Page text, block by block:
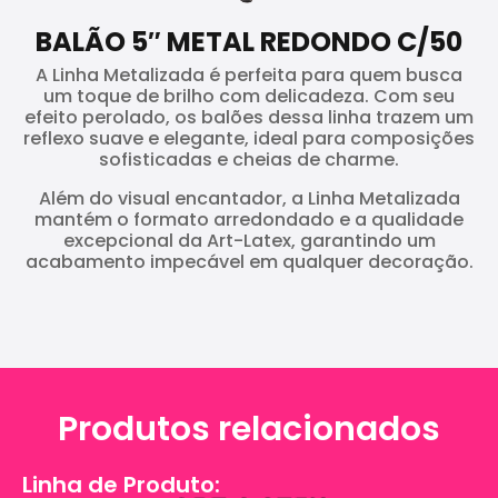
BALÃO 5″ METAL REDONDO C/50
A Linha Metalizada é perfeita para quem busca
um toque de brilho com delicadeza. Com seu
efeito perolado, os balões dessa linha trazem um
reflexo suave e elegante, ideal para composições
sofisticadas e cheias de charme.
Além do visual encantador, a Linha Metalizada
mantém o formato arredondado e a qualidade
excepcional da Art-Latex, garantindo um
acabamento impecável em qualquer decoração.
Produtos relacionados
Linha de Produto: